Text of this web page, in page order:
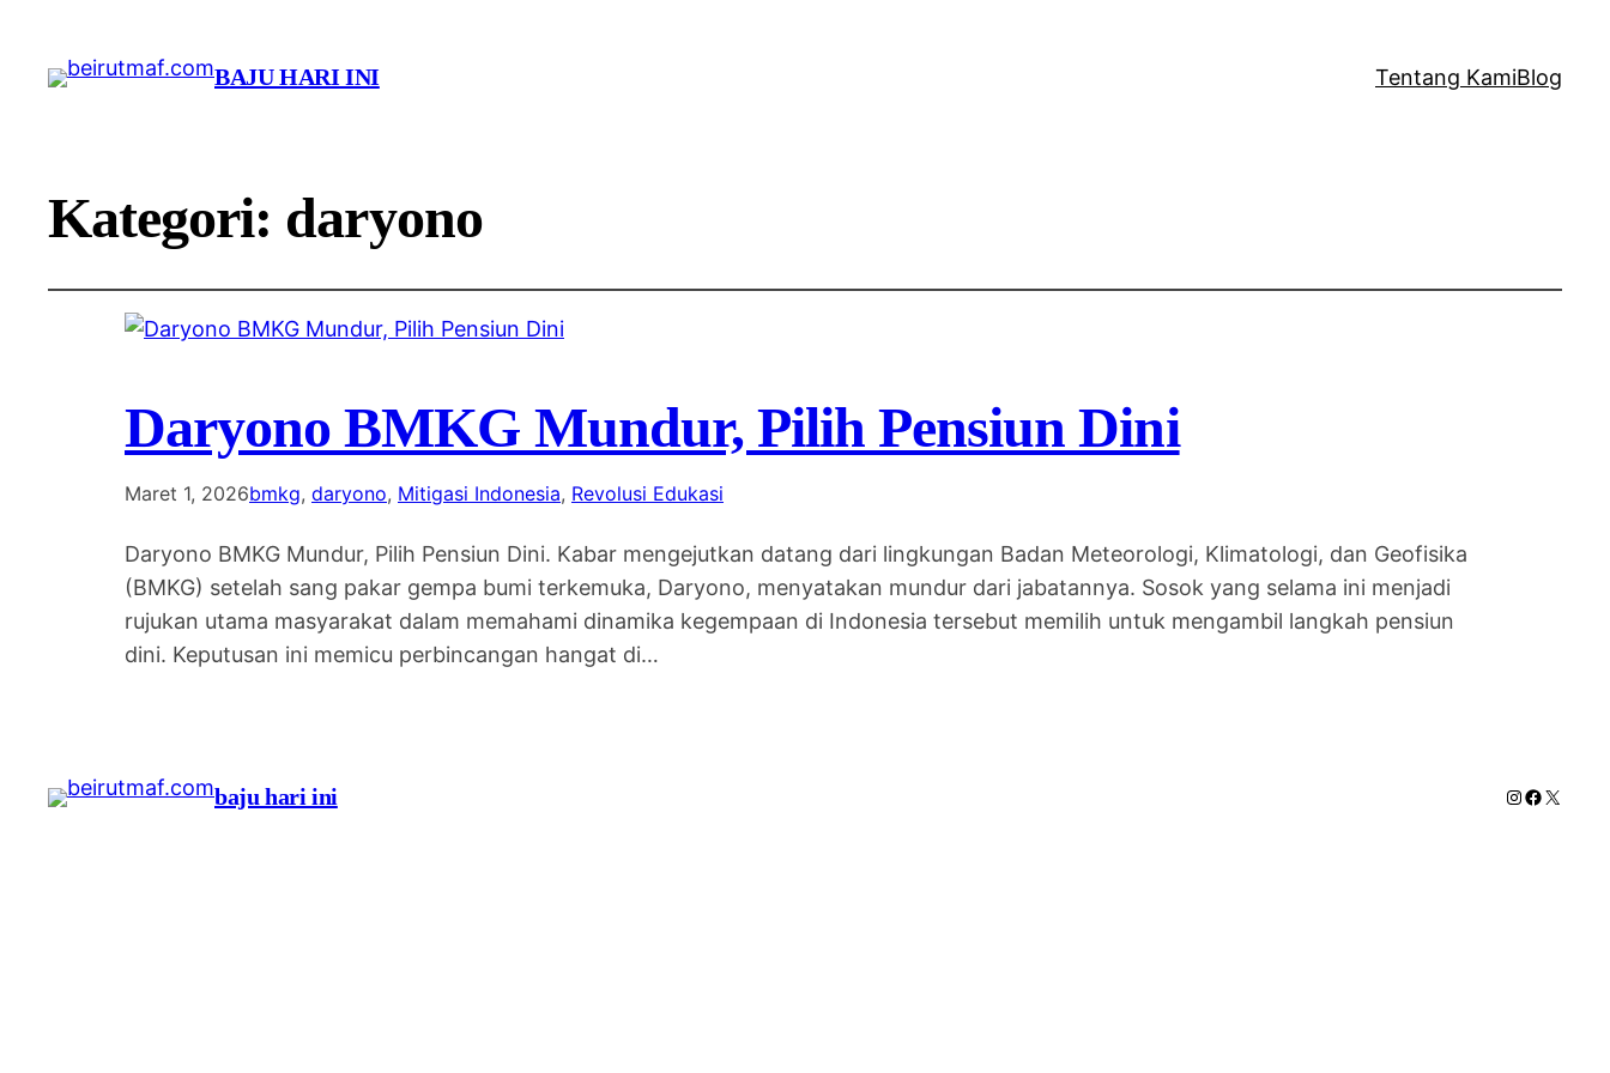
BAJU HARI INI Tentang KamiBlog
Kategori: daryono
Daryono BMKG Mundur, Pilih Pensiun Dini
Maret 1, 2026bmkg, daryono, Mitigasi Indonesia, Revolusi Edukasi
Daryono BMKG Mundur, Pilih Pensiun Dini. Kabar mengejutkan datang dari lingkungan Badan Meteorologi, Klimatologi, dan Geofisika
(BMKG) setelah sang pakar gempa bumi terkemuka, Daryono, menyatakan mundur dari jabatannya. Sosok yang selama ini menjadi
rujukan utama masyarakat dalam memahami dinamika kegempaan di Indonesia tersebut memilih untuk mengambil langkah pensiun
dini. Keputusan ini memicu perbincangan hangat di…
baju hari ini Instagram
X